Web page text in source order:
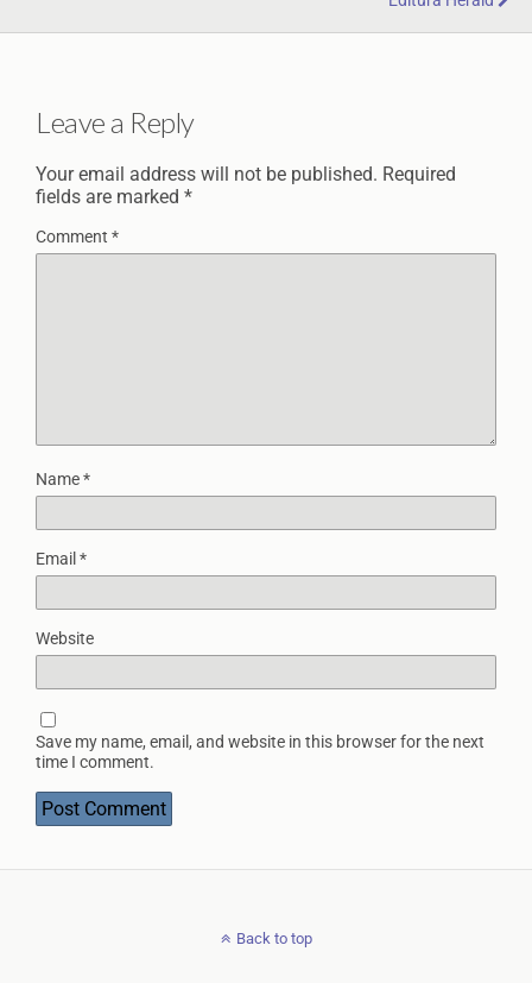
Leave a Reply
Your email address will not be published. Required
fields are marked *
Comment *
Name*
Email *
Website
Save my name, email, and website in this browser for the next
time I comment.
Back to top